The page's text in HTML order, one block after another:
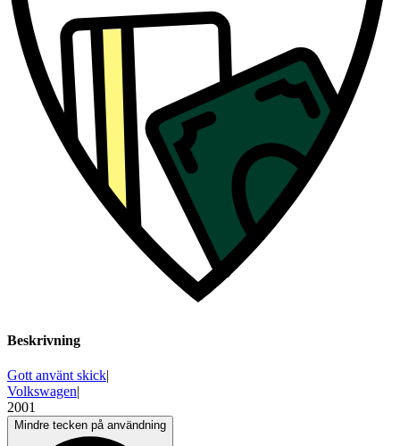
Beskrivning
Gott använt skick|
Volkswagen|
2001
Mindre tecken på användning